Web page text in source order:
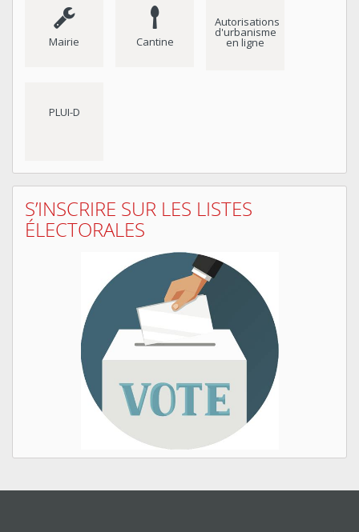
Mairie Cantine
Autorisations
d'urbanisme
en ligne
PLUI-D
S’INSCRIRE SUR LES LISTES
ÉLECTORALES